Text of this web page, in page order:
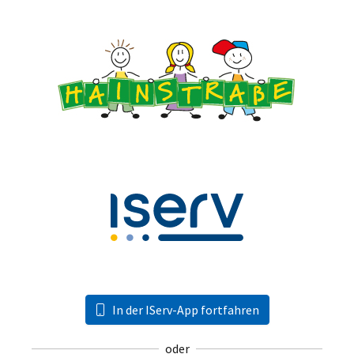
In der IServ-App fortfahren
oder